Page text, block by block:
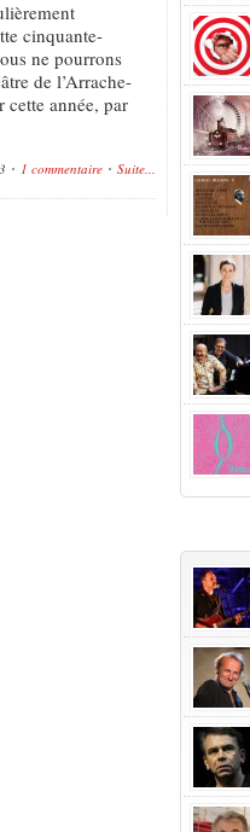
cinquante-
ne pourrons
de l’Arrache-
année, par
1 commentaire Suite...